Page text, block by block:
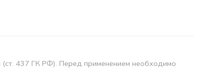
(ст. 437 ГК РФ). Перед применением необходимо